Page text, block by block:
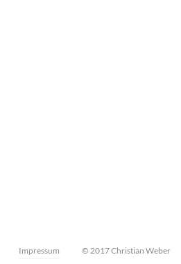
Impressum © 2017 Christian Weber